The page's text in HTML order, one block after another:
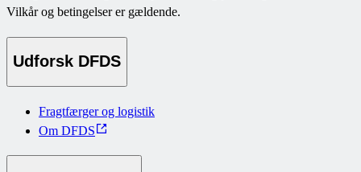
Vilkår og betingelser er gældende.
Udforsk DFDS
Fragtfærger og logistik
Om DFDS